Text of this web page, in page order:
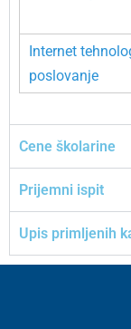
Internet
poslovanje
Cene školarine
Prijemni ispit
Upis primljenih